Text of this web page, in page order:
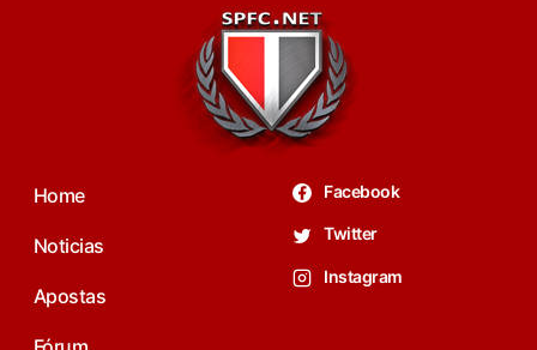
Home
Noticias
Apostas
Facebook
Twitter
Instagram